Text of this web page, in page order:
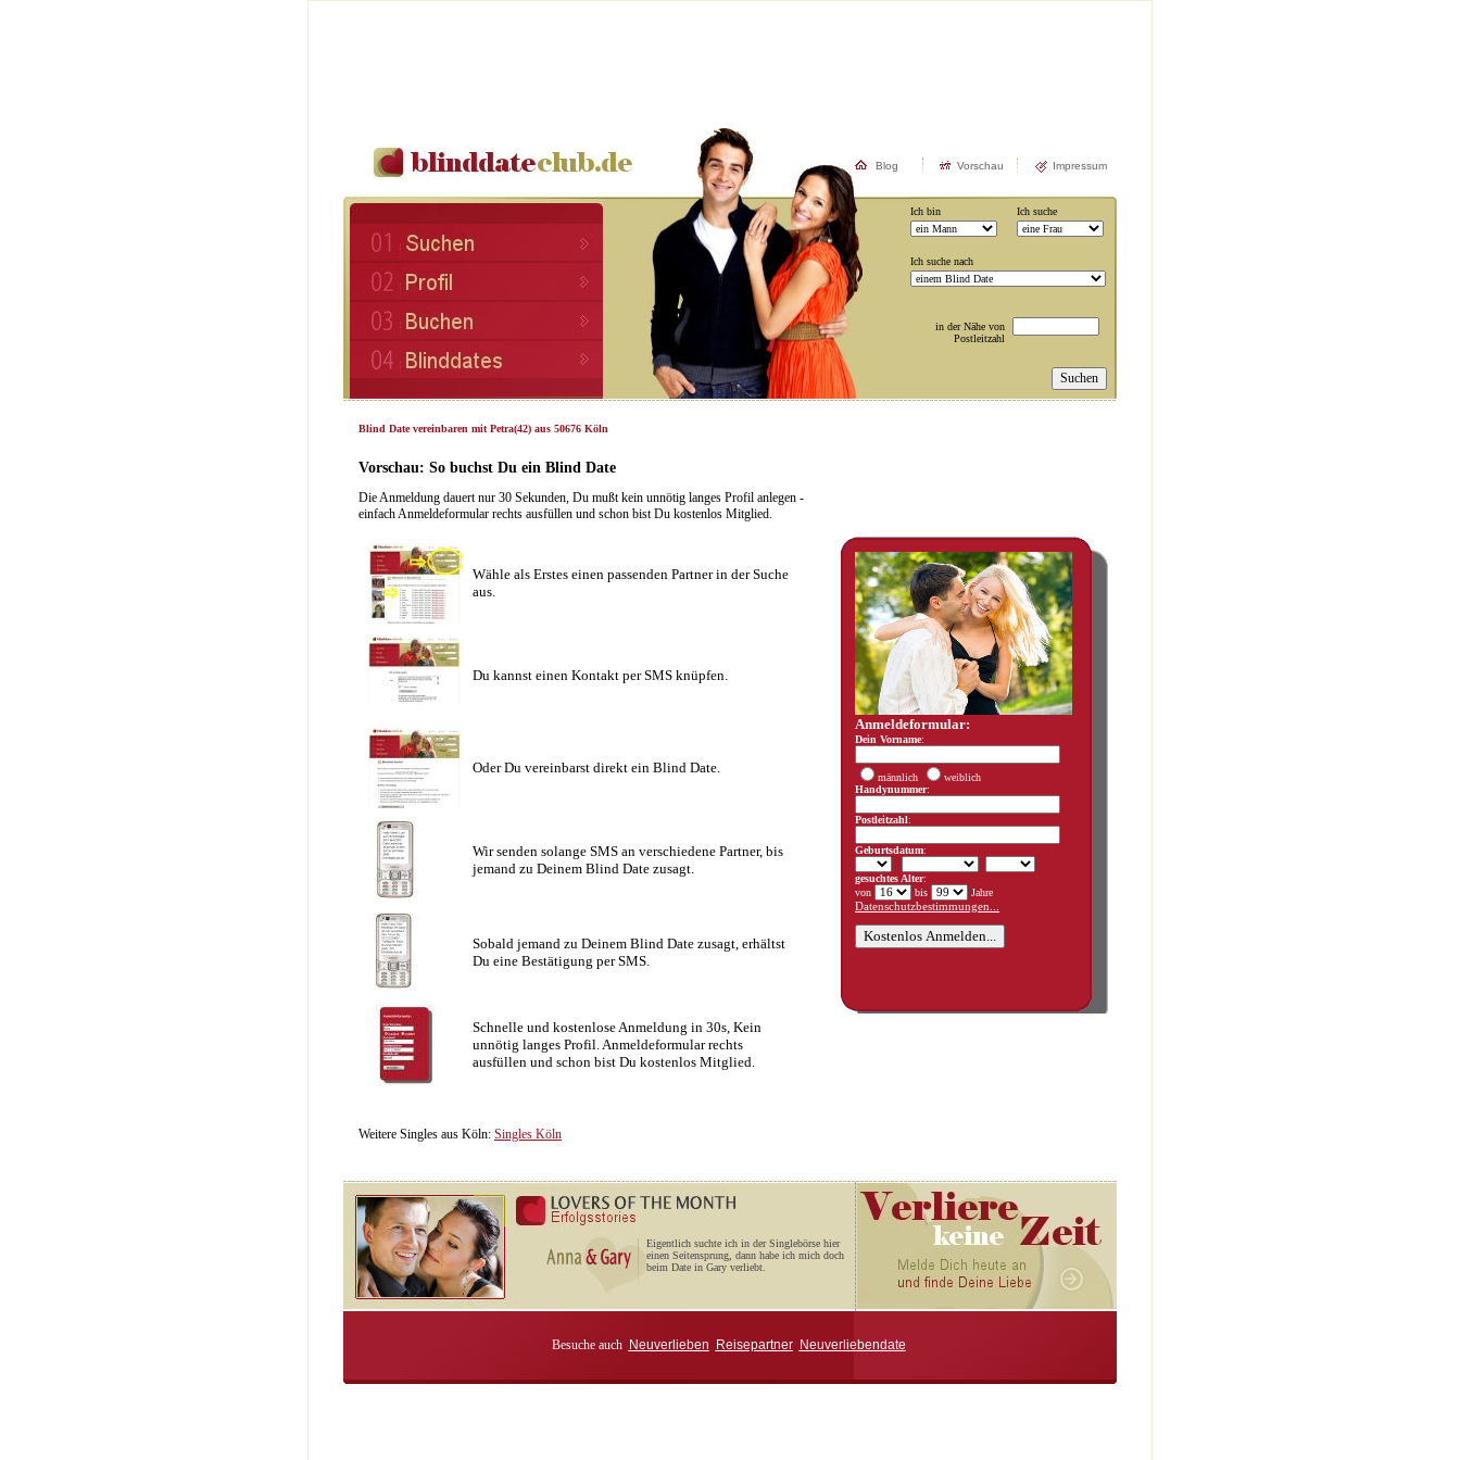
Blog Vorschau Impressum
Ich bin Ich suche
Ich suche nach
in der Nähe von
Postleitzahl
Blind Date vereinbaren mit Petra(42) aus 50676 Köln
Vorschau: So buchst Du ein Blind Date
Die Anmeldung dauert nur 30 Sekunden, Du mußt kein unnötig langes Profil anlegen -
einfach Anmeldeformular rechts ausfüllen und schon bist Du kostenlos Mitglied.
Wähle als Erstes einen passenden Partner in der Suche
aus.
Du kannst einen Kontakt per SMS knüpfen.
Oder Du vereinbarst direkt ein Blind Date.
Wir senden solange SMS an verschiedene Partner, bis
jemand zu Deinem Blind Date zusagt.
Sobald jemand zu Deinem Blind Date zusagt, erhältst
Du eine Bestätigung per SMS.
Schnelle und kostenlose Anmeldung in 30s, Kein
unnötig langes Profil. Anmeldeformular rechts
ausfüllen und schon bist Du kostenlos Mitglied.
Anmeldeformular:
Dein Vorname:
männlich
weiblich
Handynummer:
Postleitzahl:
Geburtsdatum:
gesuchtes Alter:
von
bis
Jahre
Datenschutzbestimmungen...
Weitere Singles aus Köln: Singles Köln
Eigentlich suchte ich in der Singlebörse hier
einen Seitensprung, dann habe ich mich doch
beim Date in Gary verliebt.
Besuche auch Neuverlieben Reisepartner Neuverliebendate